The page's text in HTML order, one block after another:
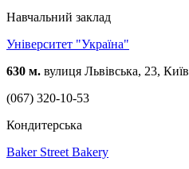
Навчальний заклад
Університет "Україна"
630 м. вулиця Львівська, 23, Київ
(067) 320-10-53
Кондитерська
Baker Street Bakery